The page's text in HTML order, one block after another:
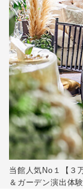
当館人気No１【３
＆ガーデン演出体験